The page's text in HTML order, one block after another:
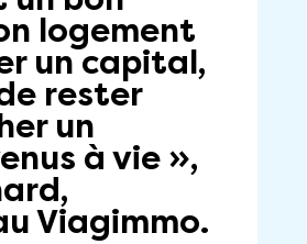
logement
un capital,
rester
un
à vie »,
Viagimmo.